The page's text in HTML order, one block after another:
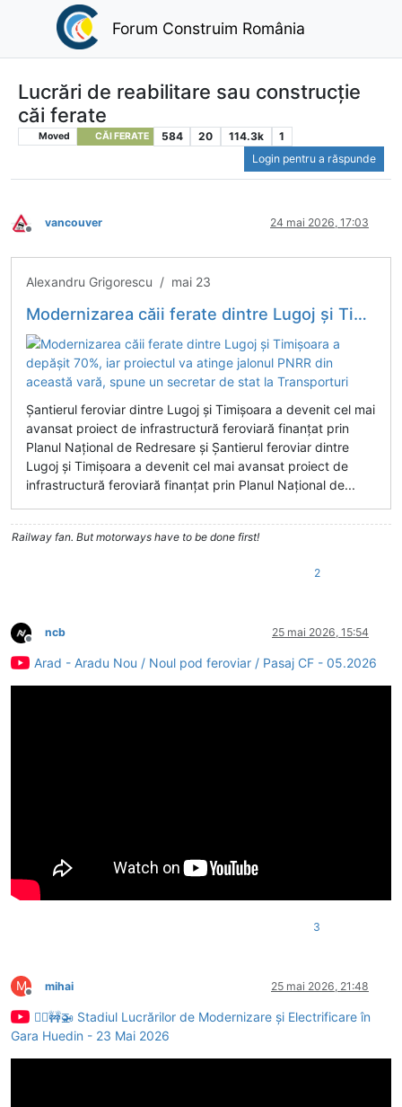
Forum Construim România
Lucrări de reabilitare sau construcție
căi ferate
Moved CĂI FERATE 584 20 114.3k
1
Login pentru a răspunde
Deconectat
vancouver 24 mai 2026, 17:03
Alexandru Grigorescu / mai 23
Modernizarea căii ferate dintre Lugoj și Timișoara a depășit 70%, iar proiectul va atinge jalonul PNRR din această vară, spune un secretar de stat la Transporturi
Șantierul feroviar dintre Lugoj și Timișoara a devenit cel mai
avansat proiect de infrastructură feroviară finanțat prin
Planul Național de Redresare și Șantierul feroviar dintre
Lugoj și Timișoara a devenit cel mai avansat proiect de
infrastructură feroviară finanțat prin Planul Național de...
Railway fan. But motorways have to be done first!
2
Deconectat
ncb 25 mai 2026, 15:54
Arad - Aradu Nou / Noul pod feroviar / Pasaj CF - 05.2026
3
M
Deconectat
mihai 25 mai 2026, 21:48
👷‍♂️🚧🚁 Stadiul Lucrărilor de Modernizare și Electrificare în
Gara Huedin - 23 Mai 2026